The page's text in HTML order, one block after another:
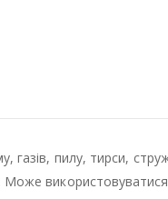
газів, пилу, тирси,
Може